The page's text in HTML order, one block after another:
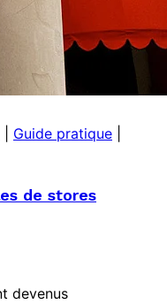
Guide pratique
de stores
devenus